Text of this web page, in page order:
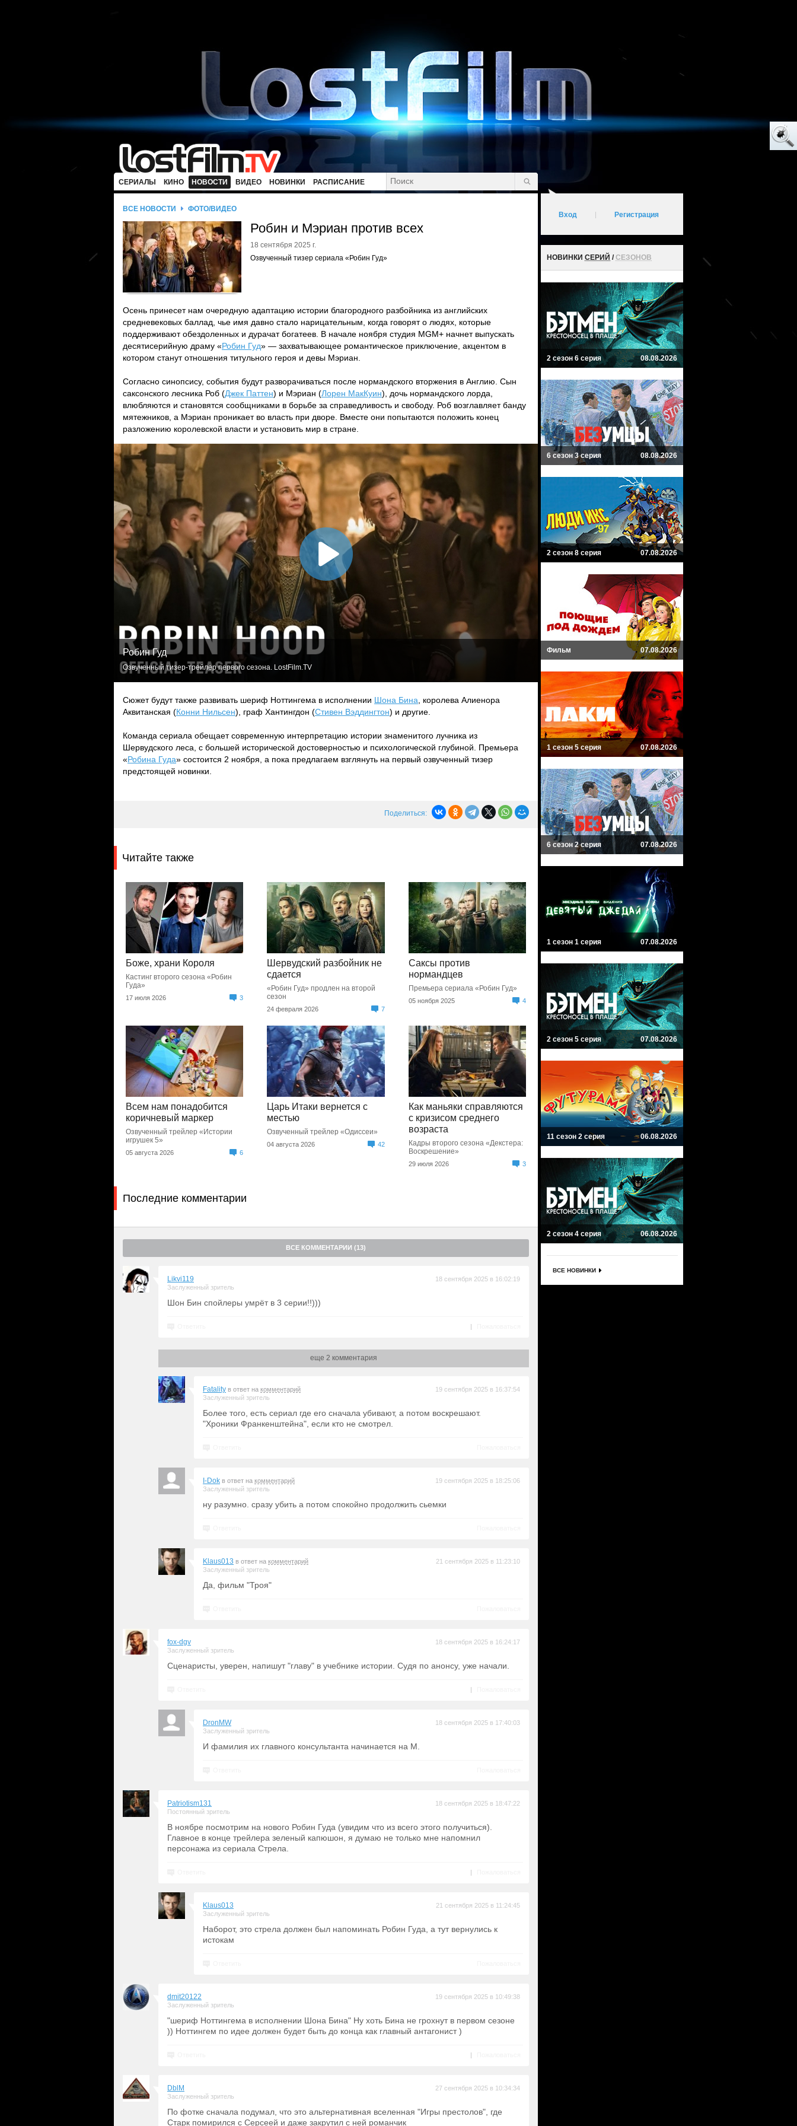
СЕРИАЛЫ КИНО НОВОСТИ ВИДЕО НОВИНКИ РАСПИСАНИЕ
ВСЕ НОВОСТИ ФОТО/ВИДЕО
Робин и Мэриан против всех
18 сентября 2025 г.
Озвученный тизер сериала «Робин Гуд»
Осень принесет нам очередную адаптацию истории благородного разбойника из английских
средневековых баллад, чье имя давно стало нарицательным, когда говорят о людях, которые
поддерживают обездоленных и дурачат богатеев. В начале ноября студия MGM+ начнет выпускать
десятисерийную драму «Робин Гуд» — захватывающее романтическое приключение, акцентом в
котором станут отношения титульного героя и девы Мэриан.
Согласно синопсису, события будут разворачиваться после нормандского вторжения в Англию. Сын
саксонского лесника Роб (Джек Паттен) и Мэриан (Лорен МакКуин), дочь нормандского лорда,
влюбляются и становятся сообщниками в борьбе за справедливость и свободу. Роб возглавляет банду
мятежников, а Мэриан проникает во власть при дворе. Вместе они попытаются положить конец
разложению королевской власти и установить мир в стране.
Робин Гуд
Озвученный тизер-трейлер первого сезона. LostFilm.TV
Сюжет будут также развивать шериф Ноттингема в исполнении Шона Бина , королева Алиенора
Аквитанская (Конни Нильсен), граф Хантингдон (Стивен Вэддингтон) и другие.
Команда сериала обещает современную интерпретацию истории знаменитого лучника из
Шервудского леса, с большей исторической достоверностью и психологической глубиной. Премьера
«Робина Гуда» состоится 2 ноября, а пока предлагаем взглянуть на первый озвученный тизер
предстоящей новинки.
Поделиться:
Читайте также
Боже, храни Короля
Кастинг второго сезона «Робин
Гуда»
17 июля 2026 3
Шервудский разбойник не
сдается
«Робин Гуд» продлен на второй
сезон
24 февраля 2026 7
Саксы против
нормандцев
Премьера сериала «Робин Гуд»
05 ноября 2025 4
Всем нам понадобится
коричневый маркер
Озвученный трейлер «Истории
игрушек 5»
05 августа 2026 6
Царь Итаки вернется с
местью
Озвученный трейлер «Одиссеи»
04 августа 2026 42
Как маньяки справляются
с кризисом среднего
возраста
Кадры второго сезона «Декстера:
Воскрешение»
29 июля 2026 3
Последние комментарии
ВСЕ КОММЕНТАРИИ (13)
Likvi119
Заслуженный зритель
18 сентября 2025 в 16:02:19
Шон Бин спойлеры умрёт в 3 серии!!)))
|
еще 2 комментария
Fatality в ответ на комментарий
Заслуженный зритель
19 сентября 2025 в 16:37:54
Более того, есть сериал где его сначала убивают, а потом воскрешают.
"Хроники Франкенштейна", если кто не смотрел.
I-Dok в ответ на комментарий
Заслуженный зритель
19 сентября 2025 в 18:25:06
ну разумно. сразу убить а потом спокойно продолжить сьемки
Klaus013 в ответ на комментарий
Заслуженный зритель
21 сентября 2025 в 11:23:10
Да, фильм "Троя"
fox-dgv
Заслуженный зритель
18 сентября 2025 в 16:24:17
Сценаристы, уверен, напишут "главу" в учебнике истории. Судя по анонсу, уже начали.
|
DronMW
Заслуженный зритель
18 сентября 2025 в 17:40:03
И фамилия их главного консультанта начинается на М.
Patriotism131
Постоянный зритель
18 сентября 2025 в 18:47:22
В ноябре посмотрим на нового Робин Гуда (увидим что из всего этого получиться).
Главное в конце трейлера зеленый капюшон, я думаю не только мне напомнил
персонажа из сериала Стрела.
|
Klaus013
Заслуженный зритель
21 сентября 2025 в 11:24:45
Наборот, это стрела должен был напоминать Робин Гуда, а тут вернулись к
истокам
dmit20122
Заслуженный зритель
19 сентября 2025 в 10:49:38
"шериф Ноттингема в исполнении Шона Бина" Ну хоть Бина не грохнут в первом сезоне
)) Ноттингем по идее должен будет быть до конца как главный антагонист )
|
DblM
Заслуженный зритель
27 сентября 2025 в 10:34:34
По фотке сначала подумал, что это альтернативная вселенная "Игры престолов", где
Старк помирился с Серсеей и даже закрутил с ней романчик
Вход Регистрация
НОВИНКИ СЕРИЙ /СЕЗОНОВ
2 сезон 6 серия 08.08.2026
6 сезон 3 серия 08.08.2026
2 сезон 8 серия 07.08.2026
Фильм 07.08.2026
1 сезон 5 серия 07.08.2026
6 сезон 2 серия 07.08.2026
1 сезон 1 серия 07.08.2026
2 сезон 5 серия 07.08.2026
11 сезон 2 серия 06.08.2026
2 сезон 4 серия 06.08.2026
ВСЕ НОВИНКИ